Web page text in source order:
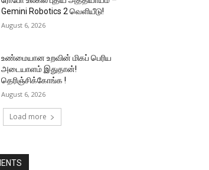
Gemini Robotics 2 வெளியீடு!
August 6, 2026
உண்மையான உறவின் மிகப் பெரிய
அடையாளம் இதுதான்!
தெரிஞ்சிக்கோங்க !
August 6, 2026
Load more